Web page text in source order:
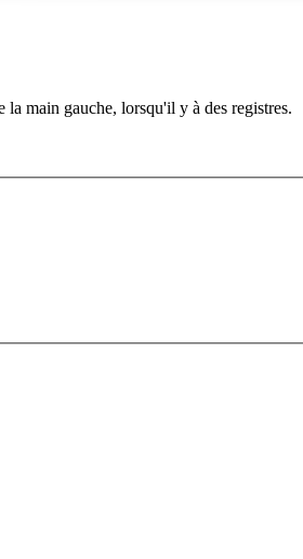
main gauche, lorsqu'il y à des registres.